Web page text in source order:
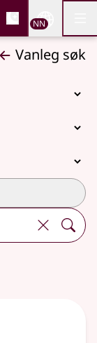
og
NN
Vanleg søk